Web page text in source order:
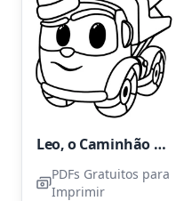
Leo, o Caminhão - Impressão Grátis
PDFs Gratuitos para
Imprimir